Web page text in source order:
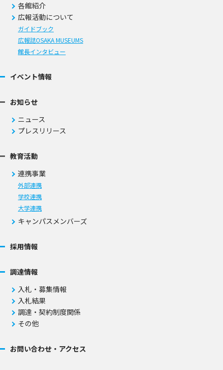
各館紹介
広報活動について
ガイドブック
広報誌OSAKA MUSEUMS
館長インタビュー
イベント情報
お知らせ
ニュース
プレスリリース
教育活動
連携事業
外部連携
学校連携
大学連携
キャンパスメンバーズ
採用情報
調達情報
入札・募集情報
入札結果
調達・契約制度関係
その他
お問い合わせ・アクセス